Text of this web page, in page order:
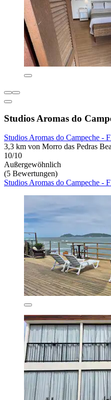
Studios Aromas do
Studios Aromas do Campeche -
3,3 km von Morro das Pedras
10/10
Außergewöhnlich
(5 Bewertungen)
Studios Aromas do Campeche -